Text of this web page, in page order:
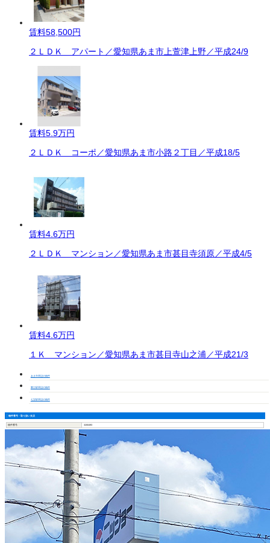
賃料58,500円
２ＬＤＫ アパート／愛知県あま市上萱津上野／平成24/9
賃料5.9万円
２ＬＤＫ コーポ／愛知県あま市小路２丁目／平成18/5
賃料4.6万円
２ＬＤＫ マンション／愛知県あま市甚目寺須原／平成4/5
賃料4.6万円
１Ｋ マンション／愛知県あま市甚目寺山之浦／平成21/3
あま市周辺の物件
蟹江駅周辺の物件
七宝駅周辺の物件
物件番号・取り扱い支店
物件番号 3200493